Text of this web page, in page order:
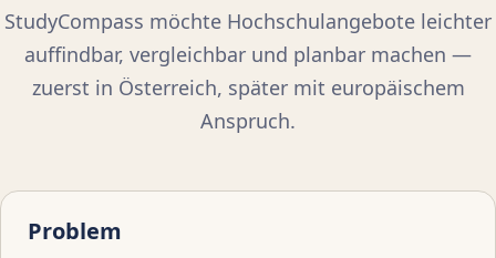
StudyCompass möchte Hochschulangebote leichter
auffindbar, vergleichbar und planbar machen —
zuerst in Österreich, später mit europäischem
Anspruch.
Problem